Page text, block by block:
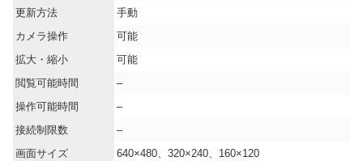
更新方法
手動
カメラ操作
可能
拡大・縮小
可能
閲覧可能時間
–
操作可能時間
–
接続制限数
–
画面サイズ
640×480、320×240、160×120